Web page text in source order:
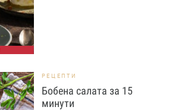
РЕЦЕПТИ
Бобена салата за 15
минути